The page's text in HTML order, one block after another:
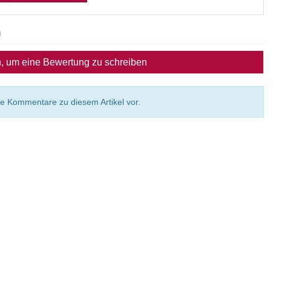
um eine Bewertung zu schreiben
Kommentare zu diesem Artikel vor.